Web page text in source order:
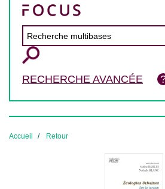
RECHERCHE AVANCÉE
Accueil Retour